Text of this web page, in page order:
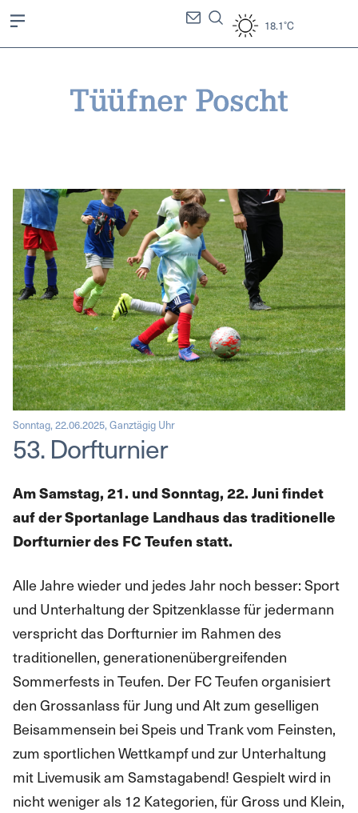
18.1°C
Sonntag, 22.06.2025, Ganztägig Uhr
53. Dorfturnier
Am Samstag, 21. und Sonntag, 22. Juni findet
auf der Sportanlage Landhaus das traditionelle
Dorfturnier des FC Teufen statt.
Alle Jahre wieder und jedes Jahr noch besser: Sport
und Unterhaltung der Spitzenklasse für jedermann
verspricht das Dorfturnier im Rahmen des
traditionellen, generationenübergreifenden
Sommerfests in Teufen. Der FC Teufen organisiert
den Grossanlass für Jung und Alt zum geselligen
Beisammensein bei Speis und Trank vom Feinsten,
zum sportlichen Wettkampf und zur Unterhaltung
mit Livemusik am Samstagabend! Gespielt wird in
nicht weniger als 12 Kategorien, für Gross und Klein,